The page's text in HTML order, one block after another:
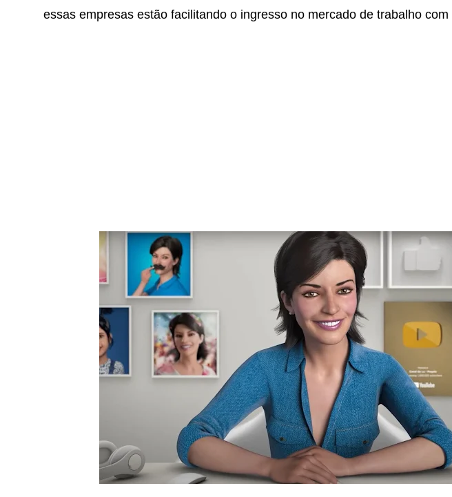
essas empresas estão facilitando o ingresso no mercado de trabalho